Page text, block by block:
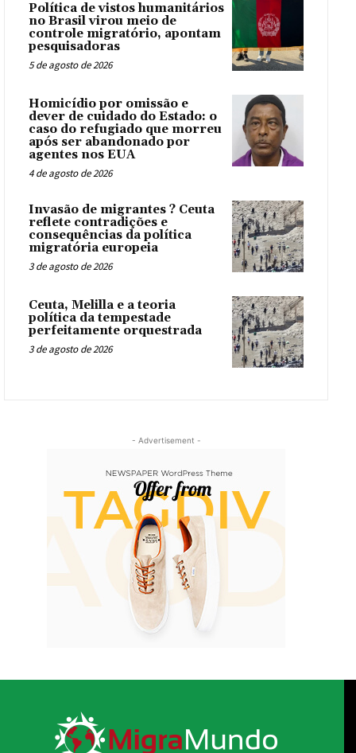
Política de vistos humanitários
no Brasil virou meio de
controle migratório, apontam
pesquisadoras
5 de agosto de 2026
Homicídio por omissão e
dever de cuidado do Estado: o
caso do refugiado que morreu
após ser abandonado por
agentes nos EUA
4 de agosto de 2026
Invasão de migrantes ? Ceuta
reflete contradições e
consequências da política
migratória europeia
3 de agosto de 2026
Ceuta, Melilla e a teoria
política da tempestade
perfeitamente orquestrada
3 de agosto de 2026
- Advertisement -